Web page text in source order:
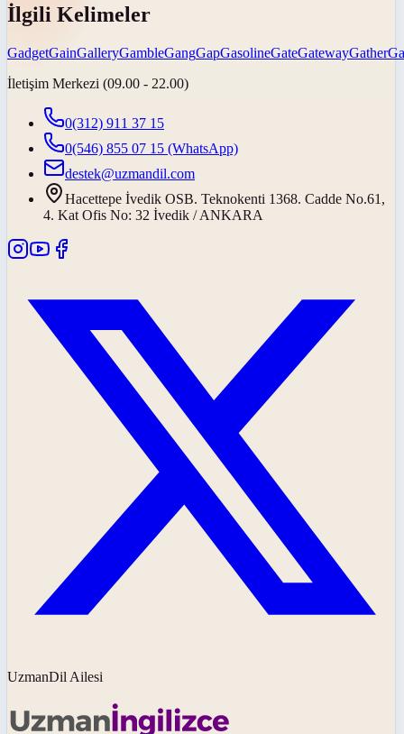
İlgili Kelimeler
GadgetGainGalleryGambleGangGapGasolineGateGatewayGather
İletişim Merkezi (09.00 - 22.00)
0(312) 911 37 15
0(546) 855 07 15 (WhatsApp)
destek@uzmandil.com
Hacettepe İvedik OSB. Teknokenti 1368. Cadde No.61,
4. Kat Ofis No: 32 İvedik / ANKARA
UzmanDil Ailesi